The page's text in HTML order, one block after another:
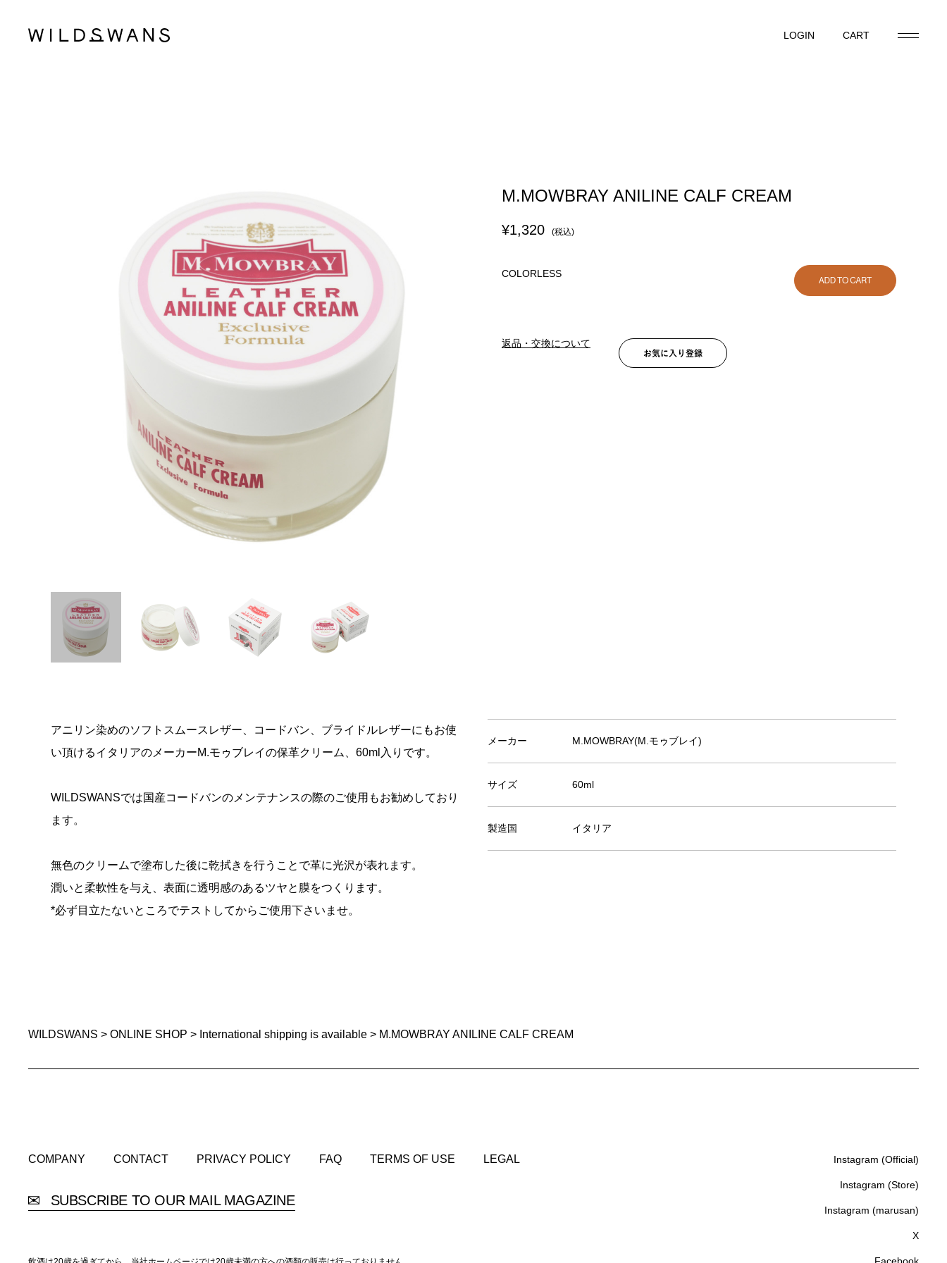
LOGIN
CART
M.MOWBRAY ANILINE CALF CREAM
¥1,320 (税込)
COLORLESS
返品・交換について
アニリン染めのソフトスムースレザー、コードバン、ブライドルレザーにもお使
い頂けるイタリアのメーカーM.モゥブレイの保革クリーム、60ml入りです。
WILDSWANSでは国産コードバンのメンテナンスの際のご使用もお勧めしており
ます。
無色のクリームで塗布した後に乾拭きを行うことで革に光沢が表れます。
潤いと柔軟性を与え、表面に透明感のあるツヤと膜をつくります。
*必ず目立たないところでテストしてからご使用下さいませ。
メーカー M.MOWBRAY(M.モゥブレイ)
サイズ 60ml
製造国 イタリア
WILDSWANS > ONLINE SHOP > International shipping is available > M.MOWBRAY ANILINE CALF CREAM
COMPANY
CONTACT
PRIVACY POLICY
FAQ
TERMS OF USE
LEGAL
Instagram (Official)
Instagram (Store)
Instagram (marusan)
X
SUBSCRIBE TO OUR MAIL MAGAZINE